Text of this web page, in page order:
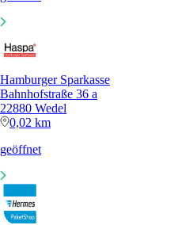
Hamburger Sparkasse
Bahnhofstraße 36 a
22880 Wedel
0,02 km
geöffnet